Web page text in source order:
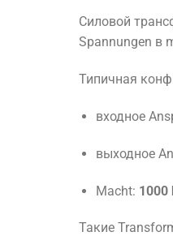
Силовой
Spannungen в
Типичная
входное
выходное
Macht: 1000
Такие